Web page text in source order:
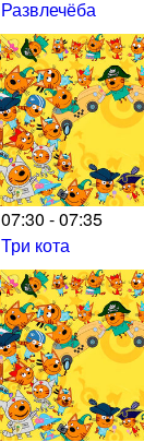
Развлечёба
07:30 - 07:35
Три кота